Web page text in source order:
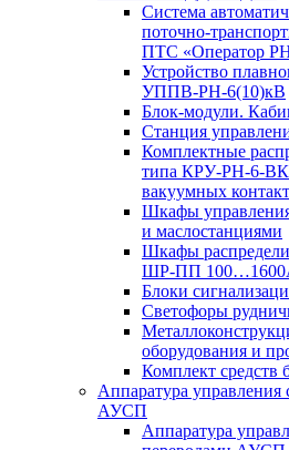
Система
поточно-
ПТС «Оператор
Устройство
УППВ-РН-6(10)кВ
Блок-модули.
Станция
Комплектные
типа КРУ-РН-6-ВК
вакуумных
Шкафы
и маслостанциями
Шкафы
ШР-ПП
Блоки
Светофоры
оборудования и
Комплект средств
Аппаратура
АУСП
Аппаратура